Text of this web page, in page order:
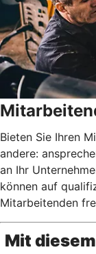
Bieten Sie Ihren
andere:
an Ihr
können auf
Mitarbeitenden
Mit